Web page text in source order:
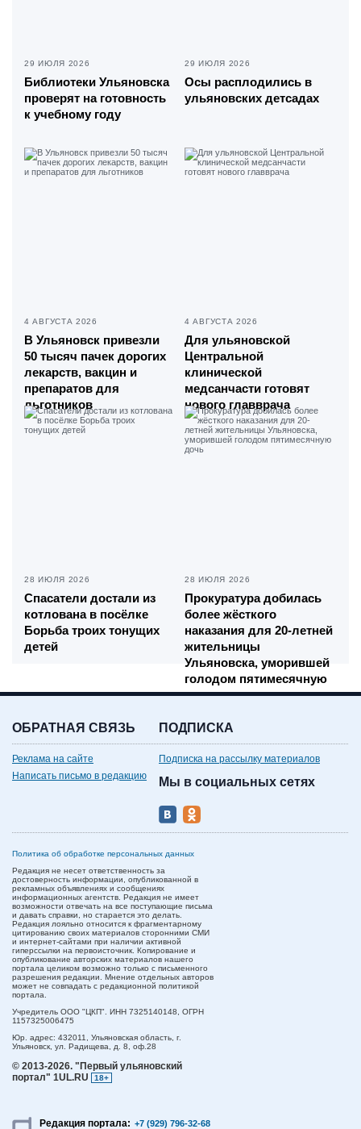
29 ИЮЛЯ 2026
Библиотеки Ульяновска
проверят на готовность
к учебному году
29 ИЮЛЯ 2026
Осы расплодились в
ульяновских детсадах
4 АВГУСТА 2026
В Ульяновск привезли
50 тысяч пачек дорогих
лекарств, вакцин и
препаратов для
льготников
4 АВГУСТА 2026
Для ульяновской
Центральной
клинической
медсанчасти готовят
нового главврача
28 ИЮЛЯ 2026
Спасатели достали из
котлована в посёлке
Борьба троих тонущих
детей
28 ИЮЛЯ 2026
Прокуратура добилась
более жёсткого
наказания для 20-летней
жительницы
Ульяновска, уморившей
голодом пятимесячную
дочь
ОБРАТНАЯ СВЯЗЬ
Реклама на сайте
Написать письмо в редакцию
ПОДПИСКА
Подписка на рассылку материалов
Мы в социальных сетях
Политика об обработке персональных данных
Редакция не несет ответственность за
достоверность информации, опубликованной в
рекламных объявлениях и сообщениях
информационных агентств. Редакция не имеет
возможности отвечать на все поступающие письма
и давать справки, но старается это делать.
Редакция лояльно относится к фрагментарному
цитированию своих материалов сторонними СМИ
и интернет-сайтами при наличии активной
гиперссылки на первоисточник. Копирование и
опубликование авторских материалов нашего
портала целиком возможно только с письменного
разрешения редакции. Мнение отдельных авторов
может не совпадать с редакционной политикой
портала.
Учредитель ООО "ЦКП". ИНН 7325140148, ОГРН
1157325006475
Юр. адрес: 432011, Ульяновская область, г.
Ульяновск, ул. Радищева, д. 8, оф.28
© 2013-2026. "Первый ульяновский
портал" 1UL.RU
18+
Редакция портала: +7 (929) 796-32-68